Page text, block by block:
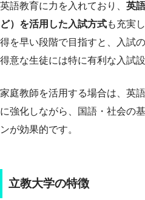
英語教育に力を入れており、 英
ど）を活用した入試方式も充実
得を早い段階で目指すと、入試
得意な生徒には特に有利な入試
家庭教師を活用する場合は、英
に強化しながら、国語・社会の
ンが効果的です。
立教大学の特徴